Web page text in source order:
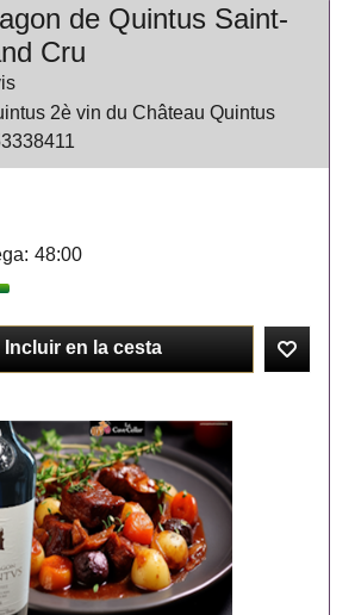
de Quintus Saint-
Cru
2è vin du Château Quintus
48:00
Incluir en la cesta